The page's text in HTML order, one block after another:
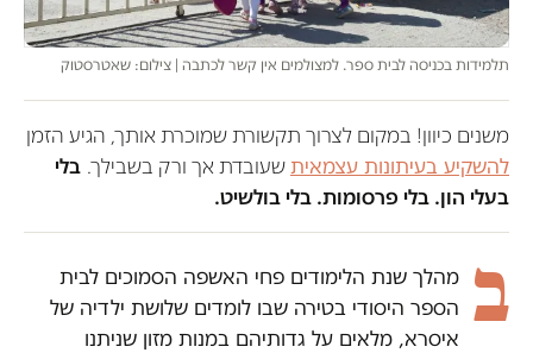
תלמידות בכניסה לבית ספר. למצולמים אין קשר לכתבה | צילום: שאטרסטוק
משנים כיוון! במקום לצרוך תקשורת שמוכרת אותך, הגיע הזמן
להשקיע בעיתונות עצמאיתשעובדת אך ורק בשבילך. בלי
בעלי הון. בלי פרסומות. בלי בולשיט.
ב מהלך שנת הלימודים פחי האשפה הסמוכים לבית
הספר היסודי בטירה שבו לומדים שלושת ילדיה של
איסרא, מלאים על גדותיהם במנות מזון שניתנו